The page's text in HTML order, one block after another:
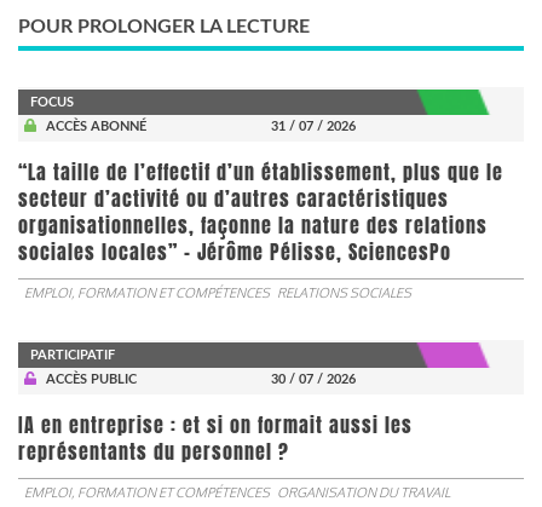
POUR PROLONGER LA LECTURE
FOCUS
ACCÈS ABONNÉ
31 / 07 / 2026
“La taille de l’effectif d’un établissement, plus que le
secteur d’activité ou d’autres caractéristiques
organisationnelles, façonne la nature des relations
sociales locales” - Jérôme Pélisse, SciencesPo
EMPLOI, FORMATION ET COMPÉTENCES RELATIONS SOCIALES
PARTICIPATIF
ACCÈS PUBLIC
30 / 07 / 2026
IA en entreprise : et si on formait aussi les
représentants du personnel ?
EMPLOI, FORMATION ET COMPÉTENCES ORGANISATION DU TRAVAIL